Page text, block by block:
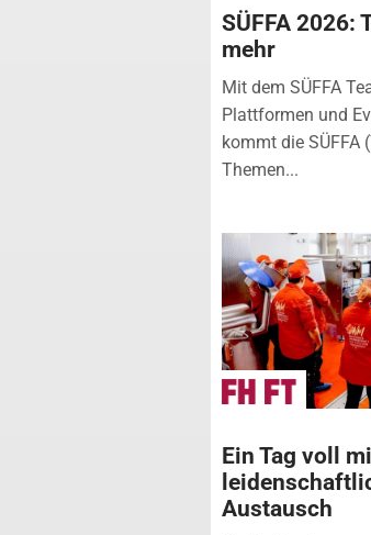
SÜFFA 2026:
mehr
Mit dem SÜFFA
Plattformen und
kommt die SÜFFA
Themen...
Ein Tag voll
Austausch